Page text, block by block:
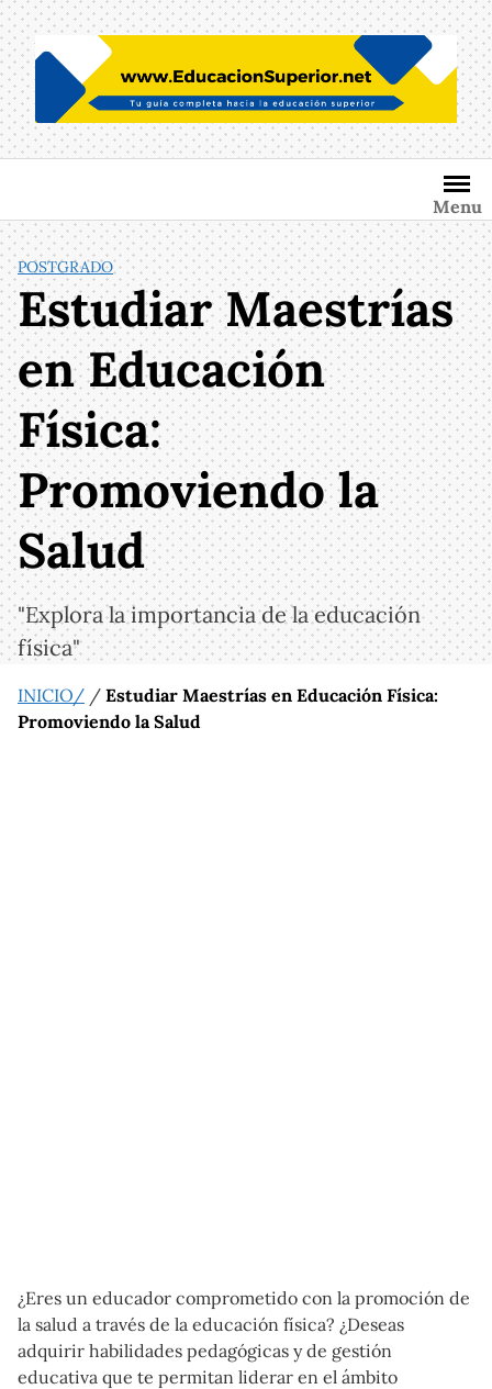
Saltar
al
contenido
Menu
POSTGRADO
Estudiar Maestrías
en Educación
Física:
Promoviendo la
Salud
"Explora la importancia de la educación
física"
INICIO/ / Estudiar Maestrías en Educación Física:
Promoviendo la Salud
¿Eres un educador comprometido con la promoción de
la salud a través de la educación física? ¿Deseas
adquirir habilidades pedagógicas y de gestión
educativa que te permitan liderar en el ámbito